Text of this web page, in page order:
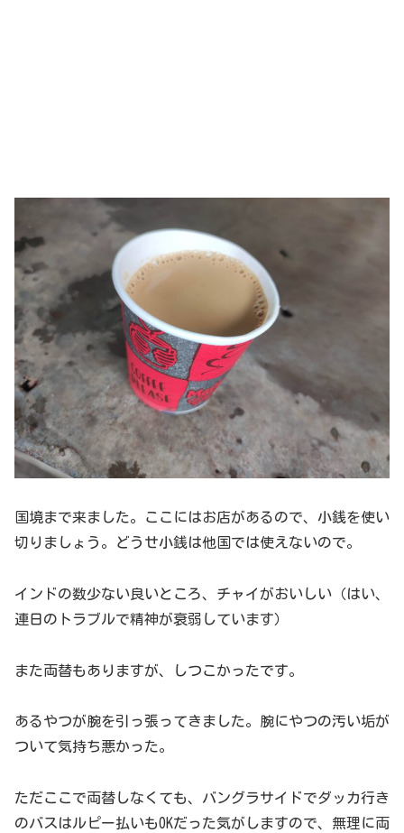
国境まで来ました。ここにはお店があるので、小銭を使い
切りましょう。どうせ小銭は他国では使えないので。
インドの数少ない良いところ、チャイがおいしい（はい、
連日のトラブルで精神が衰弱しています）
また両替もありますが、しつこかったです。
あるやつが腕を引っ張ってきました。腕にやつの汚い垢が
ついて気持ち悪かった。
ただここで両替しなくても、バングラサイドでダッカ行き
のバスはルピー払いもOKだった気がしますので、無理に両